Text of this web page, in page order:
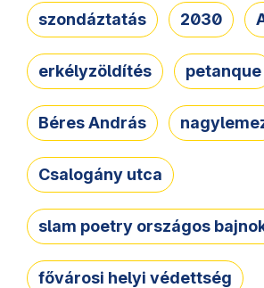
szondáztatás 2030
erkélyzöldítés petanque
Béres András
Csalogány utca
slam poetry országos
fővárosi helyi védettség